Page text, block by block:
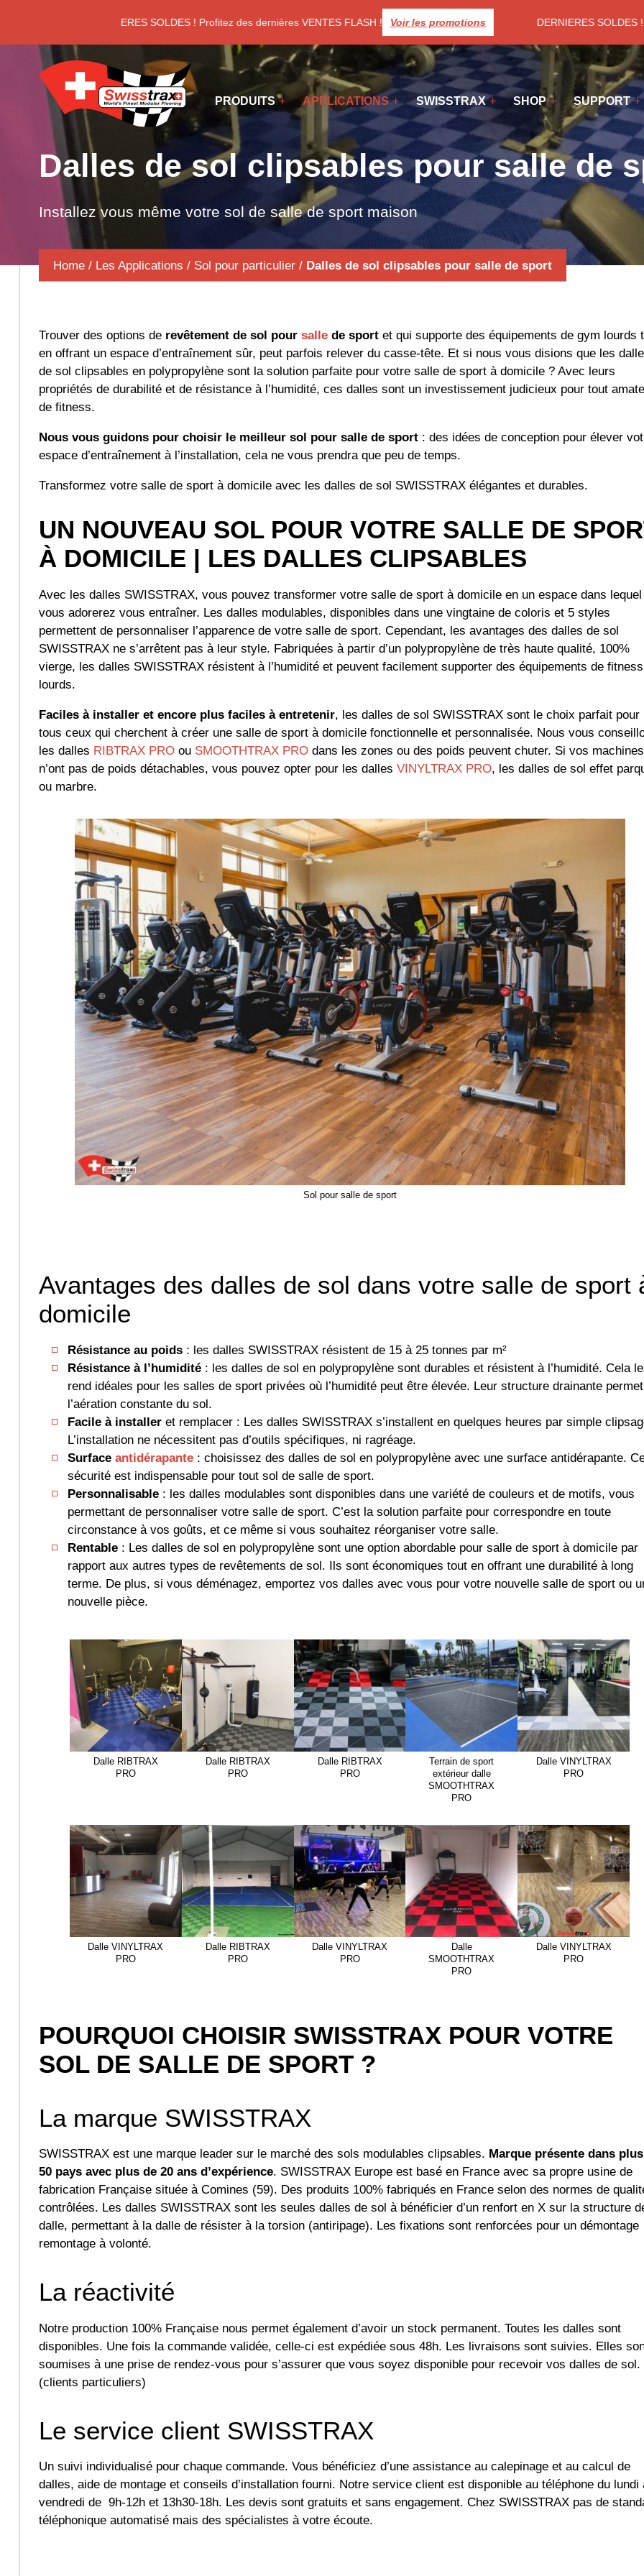
DERNIERES SOLDES ! Profitez des dernières VENTES FLASH ! Voir les promotions DERNIERES SOLDES !
PRODUITS APPLICATIONS SWISSTRAX SHOP SUPPORT
Dalles de sol clipsables pour salle de
Installez vous même votre sol de salle de sport maison
Home/ Les Applications / Sol pour particulier/ Dalles de sol clipsables pour salle de sport
Trouver des options de revêtement de sol pour sallede sportet qui supporte des équipements de gym lourds
en offrant un espace d’entraînement sûr, peut parfois relever du casse-tête. Et si nous vous disions que les
de sol clipsables en polypropylène sont la solution parfaite pour votre salle de sport à domicile ? Avec leurs
propriétés de durabilité et de résistance à l’humidité, ces dalles sont un investissement judicieux pour tout
de fitness.
Nous vous guidons pour choisir le meilleur sol pour salle de sport: des idées de conception pour élever
espace d’entraînement à l’installation, cela ne vous prendra que peu de temps.
Transformez votre salle de sport à domicile avec les dalles de sol SWISSTRAX élégantes et durables.
UN NOUVEAU SOL POUR VOTRE SALLE DE
À DOMICILE | LES DALLES CLIPSABLES
Avec les dalles SWISSTRAX, vous pouvez transformer votre salle de sport à domicile en un espace dans lequel
vous adorerez vous entraîner. Les dalles modulables, disponibles dans une vingtaine de coloris et 5 styles
permettent de personnaliser l’apparence de votre salle de sport. Cependant, les avantages des dalles de sol
SWISSTRAX ne s’arrêtent pas à leur style. Fabriquées à partir d’un polypropylène de très haute qualité, 100%
vierge, les dalles SWISSTRAX résistent à l’humidité et peuvent facilement supporter des équipements de fitness
lourds.
Faciles à installer et encore plus faciles à entretenir, les dalles de sol SWISSTRAX sont le choix parfait pour
tous ceux qui cherchent à créer une salle de sport à domicile fonctionnelle et personnalisée. Nous vous
les dalles RIBTRAX PROou SMOOTHTRAX PROdans les zones ou des poids peuvent chuter. Si vos machines
n’ont pas de poids détachables, vous pouvez opter pour les dalles VINYLTRAX PRO, les dalles de sol effet
ou marbre.
Sol pour salle de sport
Avantages des dalles de sol dans votre salle de sport
domicile
Résistance au poids: les dalles SWISSTRAX résistent de 15 à 25 tonnes par m²
Résistance à l’humidité: les dalles de sol en polypropylène sont durables et résistent à l’humidité. Cela
rend idéales pour les salles de sport privées où l’humidité peut être élevée. Leur structure drainante permet
l’aération constante du sol.
Facile à installeret remplacer : Les dalles SWISSTRAX s’installent en quelques heures par simple
L’installation ne nécessitent pas d’outils spécifiques, ni ragréage.
Surface antidérapante: choisissez des dalles de sol en polypropylène avec une surface antidérapante.
sécurité est indispensable pour tout sol de salle de sport.
Personnalisable: les dalles modulables sont disponibles dans une variété de couleurs et de motifs, vous
permettant de personnaliser votre salle de sport. C’est la solution parfaite pour correspondre en toute
circonstance à vos goûts, et ce même si vous souhaitez réorganiser votre salle.
Rentable: Les dalles de sol en polypropylène sont une option abordable pour salle de sport à domicile par
rapport aux autres types de revêtements de sol. Ils sont économiques tout en offrant une durabilité à long
terme. De plus, si vous déménagez, emportez vos dalles avec vous pour votre nouvelle salle de sport ou
nouvelle pièce.
Dalle RIBTRAX
PRO
Dalle RIBTRAX
PRO
Dalle RIBTRAX
PRO
Terrain de sport
extérieur dalle
SMOOTHTRAX
PRO
Dalle VINYLTRAX
PRO
Dalle VINYLTRAX
PRO
Dalle RIBTRAX
PRO
Dalle VINYLTRAX
PRO
Dalle
SMOOTHTRAX
PRO
Dalle VINYLTRAX
PRO
POURQUOI CHOISIR SWISSTRAX POUR VOTRE
SOL DE SALLE DE SPORT ?
La marque SWISSTRAX
SWISSTRAX est une marque leader sur le marché des sols modulables clipsables. Marque présente dans
50 pays avec plus de 20 ans d’expérience. SWISSTRAX Europe est basé en France avec sa propre usine de
fabrication Française située à Comines (59). Des produits 100% fabriqués en France selon des normes de
contrôlées. Les dalles SWISSTRAX sont les seules dalles de sol à bénéficier d’un renfort en X sur la structure
dalle, permettant à la dalle de résister à la torsion (antiripage). Les fixations sont renforcées pour un démontage
remontage à volonté.
La réactivité
Notre production 100% Française nous permet également d’avoir un stock permanent. Toutes les dalles sont
disponibles. Une fois la commande validée, celle-ci est expédiée sous 48h. Les livraisons sont suivies. Elles
soumises à une prise de rendez-vous pour s’assurer que vous soyez disponible pour recevoir vos dalles de sol.
(clients particuliers)
Le service client SWISSTRAX
Un suivi individualisé pour chaque commande. Vous bénéficiez d’une assistance au calepinage et au calcul de
dalles, aide de montage et conseils d’installation fourni. Notre service client est disponible au téléphone du lundi
vendredi de 9h-12h et 13h30-18h. Les devis sont gratuits et sans engagement. Chez SWISSTRAX pas de
téléphonique automatisé mais des spécialistes à votre écoute.